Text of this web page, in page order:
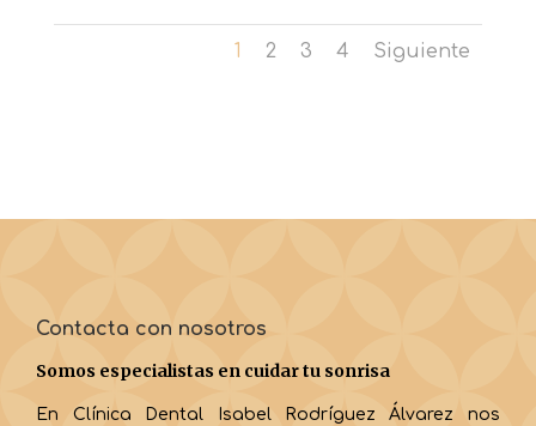
2 3 4 Siguiente
Contacta con nosotros
Somos especialistas en cuidar tu sonrisa
En Clínica Dental Isabel Rodríguez Álvarez nos